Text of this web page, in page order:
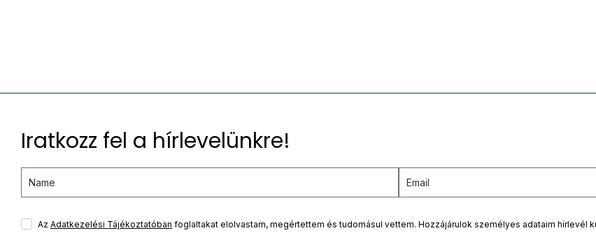
Iratkozz fel a hírlevelünkre!
Az Adatkezelési Tájékoztatóban foglaltakat elolvastam, megértettem és tudomásul vettem. Hozzájárulok személyes adataim hírlevél